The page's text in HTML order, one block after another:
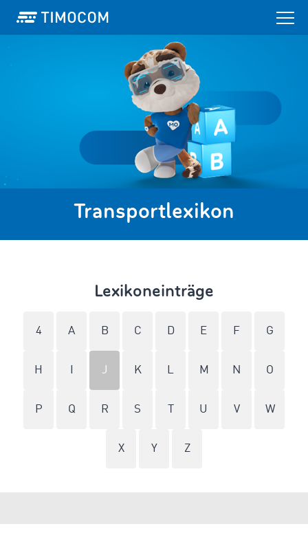
Transportlexikon
Lexikoneinträge
4 A B C D E F G
H J K L M N O
P Q R S U V W
X Y Z